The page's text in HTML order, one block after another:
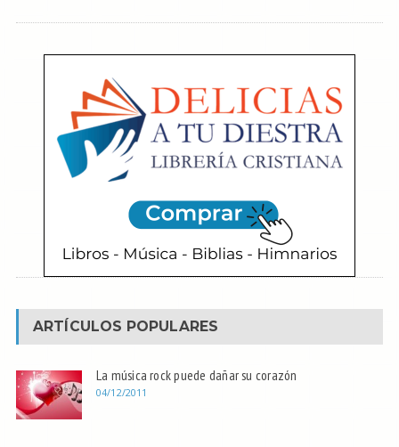
ARTÍCULOS POPULARES
La música rock puede dañar su corazón
04/12/2011